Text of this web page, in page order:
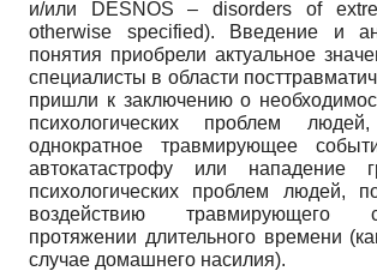
и/или DESNOS – disorders of
otherwise specified). Введение и
понятия приобрели актуальное
специалисты в области
пришли к заключению о
психологических проблем
однократное травмирующее
автокатастрофу или нападение
психологических проблем людей,
воздействию травмирующего
протяжении длительного времени
случае домашнего насилия).